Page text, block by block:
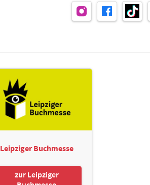
Leipziger Buchmesse
zur Leipziger